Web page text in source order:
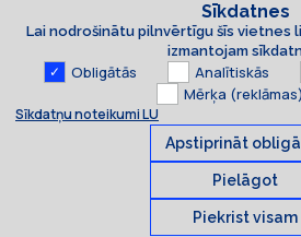
Sīkdatnes
Lai nodrošinātu pilnvērtīgu šīs vietnes
izmantojam
Obligātās Analītiskās
Mērķa (reklāmas)
Sīkdatņu noteikumi LU
Apstiprināt
Pielāgot
Piekrist visam